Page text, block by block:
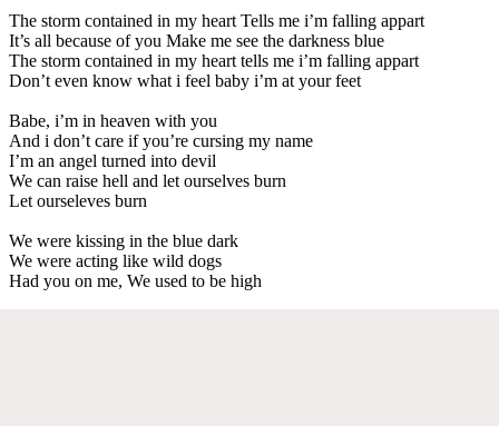
The storm contained in my heart Tells me i’m falling appart
It’s all because of you Make me see the darkness blue
The storm contained in my heart tells me i’m falling appart
Don’t even know what i feel baby i’m at your feet
Babe, i’m in heaven with you
And i don’t care if you’re cursing my name
I’m an angel turned into devil
We can raise hell and let ourselves burn
Let ourseleves burn
We were kissing in the blue dark
We were acting like wild dogs
Had you on me, We used to be high